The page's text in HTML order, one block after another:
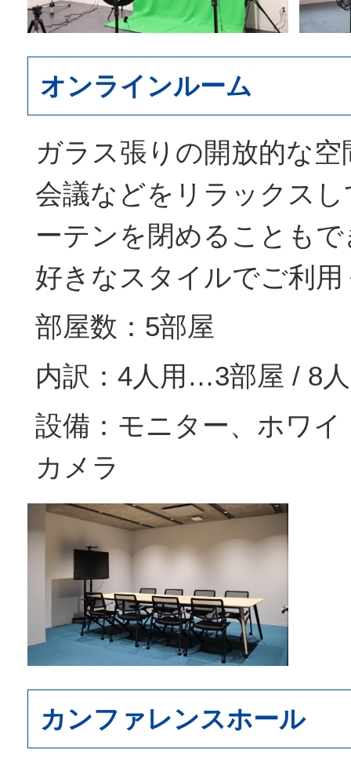
オンラインルーム
ガラス張りの開放的な
会議などをリラックス
ーテンを閉めることも
好きなスタイルでご利
部屋数：5部屋
内訳：4人用…3部屋 / 8
設備：モニター、ホワ
カメラ
カンファレンスホール